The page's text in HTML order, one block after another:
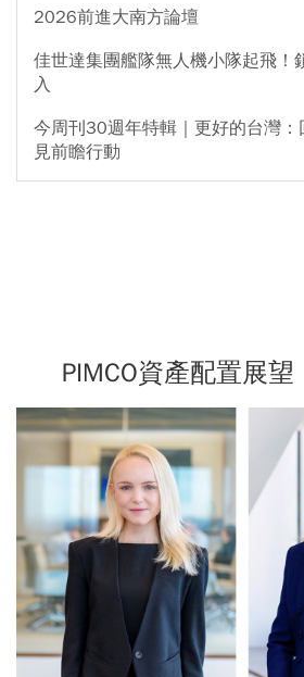
2026前進大南方論壇
佳世達集團艦隊無人機小隊起飛！
入
今周刊30週年特輯｜更好的台灣
見前瞻行動
PIMCO資產配置展